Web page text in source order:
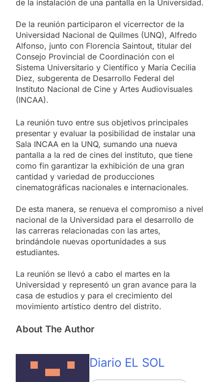
de la instalación de una pantalla en la Universidad.
De la reunión participaron el vicerrector de la
Universidad Nacional de Quilmes (UNQ), Alfredo
Alfonso, junto con Florencia Saintout, titular del
Consejo Provincial de Coordinación con el
Sistema Universitario y Científico y María Cecilia
Diez, subgerenta de Desarrollo Federal del
Instituto Nacional de Cine y Artes Audiovisuales
(INCAA).
La reunión tuvo entre sus objetivos principales
presentar y evaluar la posibilidad de instalar una
Sala INCAA en la UNQ, sumando una nueva
pantalla a la red de cines del instituto, que tiene
como fin garantizar la exhibición de una gran
cantidad y variedad de producciones
cinematográficas nacionales e internacionales.
De esta manera, se renueva el compromiso a nivel
nacional de la Universidad para el desarrollo de
las carreras relacionadas con las artes,
brindándole nuevas oportunidades a sus
estudiantes.
La reunión se llevó a cabo el martes en la
Universidad y representó un gran avance para la
casa de estudios y para el crecimiento del
movimiento artístico dentro del distrito.
About The Author
Diario EL SOL